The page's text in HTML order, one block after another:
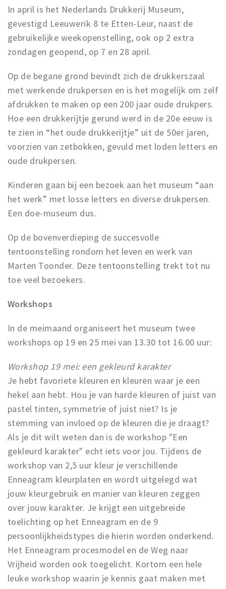
Winkelgebieden
Parkeren
Bezienswaardigheden
Musea, theaters & podia
Uitjes & activiteiten
Toeristische routes
Natuurgebieden
Baroniepoorten
Sport
Andere City Apps
Inloggen
In april is het Nederlands Drukkerij Museum,
gevestigd Leeuwerik 8 te Etten-Leur, naast de
gebruikelijke weekopenstelling, ook op 2 extra
zondagen geopend, op 7 en 28 april.
Op de begane grond bevindt zich de drukkerszaal
met werkende drukpersen en is het mogelijk om zelf
afdrukken te maken op een 200 jaar oude drukpers.
Hoe een drukkerijtje gerund werd in de 20e eeuw is
te zien in “het oude drukkerijtje” uit de 50er jaren,
voorzien van zetbokken, gevuld met loden letters en
oude drukpersen.
Kinderen gaan bij een bezoek aan het museum “aan
het werk” met losse letters en diverse drukpersen.
Een doe-museum dus.
Op de bovenverdieping de succesvolle
tentoonstelling rondom het leven en werk van
Marten Toonder. Deze tentoonstelling trekt tot nu
toe veel bezoekers.
Workshops
In de meimaand organiseert het museum twee
workshops op 19 en 25 mei van 13.30 tot 16.00 uur:
Workshop 19 mei: een gekleurd karakter
Je hebt favoriete kleuren en kleuren waar je een
hekel aan hebt. Hou je van harde kleuren of juist van
pastel tinten, symmetrie of juist niet? Is je
stemming van invloed op de kleuren die je draagt?
Als je dit wilt weten dan is de workshop "Een
gekleurd karakter" echt iets voor jou. Tijdens de
workshop van 2,5 uur kleur je verschillende
Enneagram kleurplaten en wordt uitgelegd wat
jouw kleurgebruik en manier van kleuren zeggen
over jouw karakter. Je krijgt een uitgebreide
toelichting op het Enneagram en de 9
persoonlijkheidstypes die hierin worden onderkend.
Het Enneagram procesmodel en de Weg naar
Vrijheid worden ook toegelicht. Kortom een hele
leuke workshop waarin je kennis gaat maken met